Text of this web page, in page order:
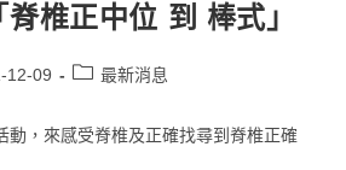
椎正中位 到 棒式」
12-09 最新消息
動，來感受脊椎及正確找尋到脊椎正確